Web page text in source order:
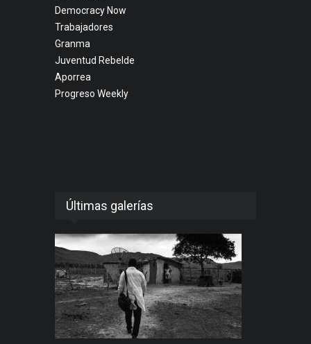
Democracy Now
Trabajadores
Granma
Juventud Rebelde
Aporrea
Progreso Weekly
Últimas galerías